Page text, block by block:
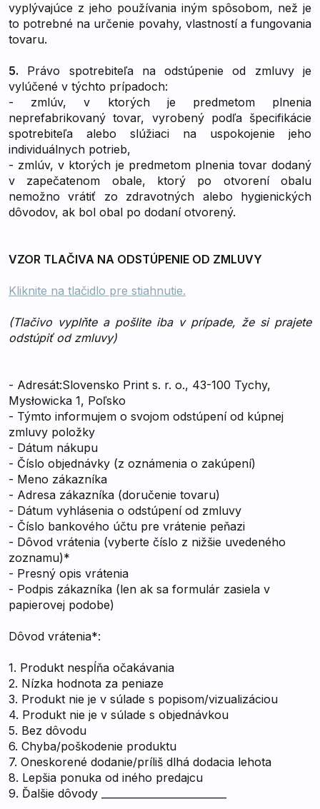
vyplývajúce z jeho používania iným spôsobom, než je
to potrebné na určenie povahy, vlastností a fungovania
tovaru.
5. Právo spotrebiteľa na odstúpenie od zmluvy je
vylúčené v týchto prípadoch:
- zmlúv, v ktorých je predmetom plnenia
neprefabrikovaný tovar, vyrobený podľa špecifikácie
spotrebiteľa alebo slúžiaci na uspokojenie jeho
individuálnych potrieb,
- zmlúv, v ktorých je predmetom plnenia tovar dodaný
v zapečatenom obale, ktorý po otvorení obalu
nemožno vrátiť zo zdravotných alebo hygienických
dôvodov, ak bol obal po dodaní otvorený.
VZOR TLAČIVA NA ODSTÚPENIE OD ZMLUVY
Kliknite na tlačidlo pre stiahnutie.
(Tlačivo vyplňte a pošlite iba v prípade, že si prajete
odstúpiť od zmluvy)
- Adresát:Slovensko Print s. r. o., 43-100 Tychy,
Mysłowicka 1, Poľsko
- Týmto informujem o svojom odstúpení od kúpnej
zmluvy položky
- Dátum nákupu
- Číslo objednávky (z oznámenia o zakúpení)
- Meno zákazníka
- Adresa zákazníka (doručenie tovaru)
- Dátum vyhlásenia o odstúpení od zmluvy
- Číslo bankového účtu pre vrátenie peňazi
- Dôvod vrátenia (vyberte číslo z nižšie uvedeného
zoznamu)*
- Presný opis vrátenia
- Podpis zákazníka (len ak sa formulár zasiela v
papierovej podobe)
Dôvod vrátenia*:
1. Produkt nespĺňa očakávania
2. Nízka hodnota za peniaze
3. Produkt nie je v súlade s popisom/vizualizáciou
4. Produkt nie je v súlade s objednávkou
5. Bez dôvodu
6. Chyba/poškodenie produktu
7. Oneskorené dodanie/príliš dlhá dodacia lehota
8. Lepšia ponuka od iného predajcu
9. Ďalšie dôvody _________________________